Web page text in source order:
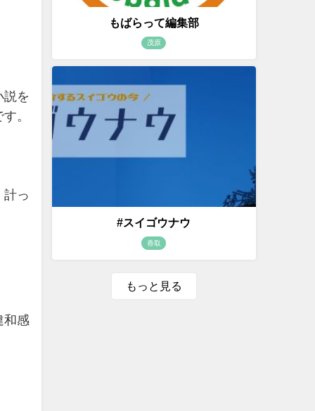
説を
。
計っ
和感
もばらって編集部
茂原
#スイゴウナウ
香取
もっと見る